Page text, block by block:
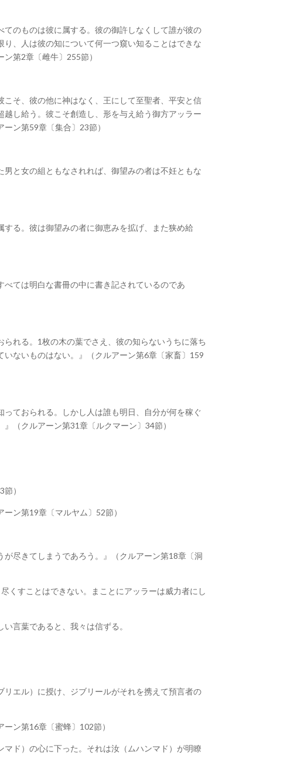
のものは彼に属する。彼の御許しなくして誰が彼の
、人は彼の知について何一つ窺い知ることはできな
第2章〔雌牛〕255節）
そ、彼の他に神はなく、王にして至聖者、平安と信
し給う。彼こそ創造し、形を与え給う御方アッラー
ン第59章〔集合〕23節）
と女の組ともなされれば、御望みの者は不妊ともな
る。彼は御望みの者に御恵みを拡げ、また狭め給
ては明白な書冊の中に書き記されているのであ
れる。1枚の木の葉でさえ、彼の知らないうちに落ち
ないものはない。』（クルアーン第6章〔家畜〕159
ておられる。しかし人は誰も明日、自分が何を稼ぐ
（クルアーン第31章〔ルクマーン〕34節）
）
ン第19章〔マルヤム〕52節）
尽きてしまうであろう。』（クルアーン第18章〔洞
くすことはできない。まことにアッラーは威力者にし
言葉であると、我々は信ずる。
エル）に授け、ジブリールがそれを携えて預言者の
ン第16章〔蜜蜂〕102節）
ド）の心に下った。それは汝（ムハンマド）が明瞭